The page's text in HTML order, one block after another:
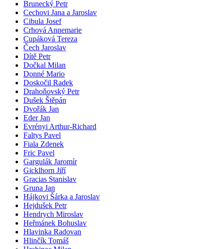
Brunecký Petr
Cechovi Jana a Jaroslav
Cibula Josef
Crhová Annemarie
Cupáková Tereza
Čech Jaroslav
Dítě Petr
Dočkal Milan
Donné Mario
Doskočil Radek
Drahoňovský Petr
Dušek Štěpán
Dvořák Jan
Eder Jan
Evrényi Arthur-Richard
Faltys Pavel
Fiala Zdenek
Fric Pavel
Gargulák Jaromír
Gicklhorn Jiří
Gracias Stanislav
Gruna Jan
Hájkovi Šárka a Jaroslav
Hejdušek Petr
Hendrych Miroslav
Heřmánek Bohuslav
Hlavinka Radovan
Hlinčík Tomáš